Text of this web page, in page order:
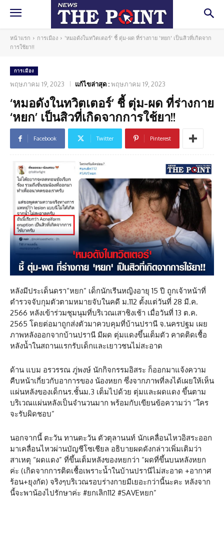
หน้าแรก การเมือง
'หมอดังในทวิตเตอร์' ชี้ ตุ่ม-ผด ที่ร่างกาย 'หยก' เป็นสิวที่เกิดจาก
การใช้ยา!!
การเมือง
พฤษภาคม 19, 2023 แก้ไขล่าสุด :พฤษภาคม 19, 2023
‘หมอดังในทวิตเตอร์’ ชี้ ตุ่ม-ผด ที่ร่างกาย
‘หยก’ เป็นสิวที่เกิดจากการใช้ยา!!
Facebook Twitter Pinterest
หลังมีประเด็นดรา“หยก” เด็กนักเรีนหญิงอายุ 15 ปี ถูกเจ้าหน้าที่
ตำรวจจับกุมตัวตามหมายจับในคดี ม.112 ตั้งแต่วันที่ 28 มี.ค.
2566 หลังเข้าร่วมชุมนุมที่บริเวณเสาชิงเช้า เมื่อวันที่ 13 ต.ค.
2565 โดยต่อมาถูกส่งตัวมาควบคุมที่บ้านปรานี จ.นครปฐม เผย
ภาพหลังออกจากบ้านปรานี มีผด ตุ่มแดงขึ้นเต็มตัว คาดติดเชื้อ
หลังน้ำในสถานแรกรับเด็กและเยาวชนไม่สะอาด
ด้าน แบม อรวรรณ ภู่พงษ์ นักกิจกรรมอิสระ ก็ออกมาแจ้งความ
คืบหน้าเกี่ยวกับอาการของ น้องหยก ซึ่งจากภาพที่ลงได้เผยให้เห็น
แผ่นหลังของเด็กนร.ชั้นม.3 เต็มไปด้วย ตุ่มและผดแดง ขึ้นตาม
บริเวณแผ่นหลังเป็นจำนวนมาก พร้อมกับเขียนข้อความว่า “ใคร
จะรับผิดชอบ”
นอกจากนี้ ตะวัน ทานตะวัน ตัวตุลานนท์ นักเคลื่อนไหวอิสระออก
มาเคลื่อนไหวผ่านบัญชีโซเชียล อธิบายผดดังกล่าวเพิ่มเติมว่า
สาเหตุ “ผดแดง” ที่ขึ้นเต็มหลังของหยกว่า “ผดที่ขึ้นบนหลังหยก
ค่ะ (เกิดจากการติดเชื้อเพราะน้ำในบ้านปรานีไม่สะอาด +อากาศ
ร้อน+ยุงกัด) จริงๆบริเวณรอบร่างกายมีเยอะกว่านี้นะคะ หลังจาก
นี้จะพาน้องไปรักษาค่ะ #ยกเลิก112 #SAVEหยก”